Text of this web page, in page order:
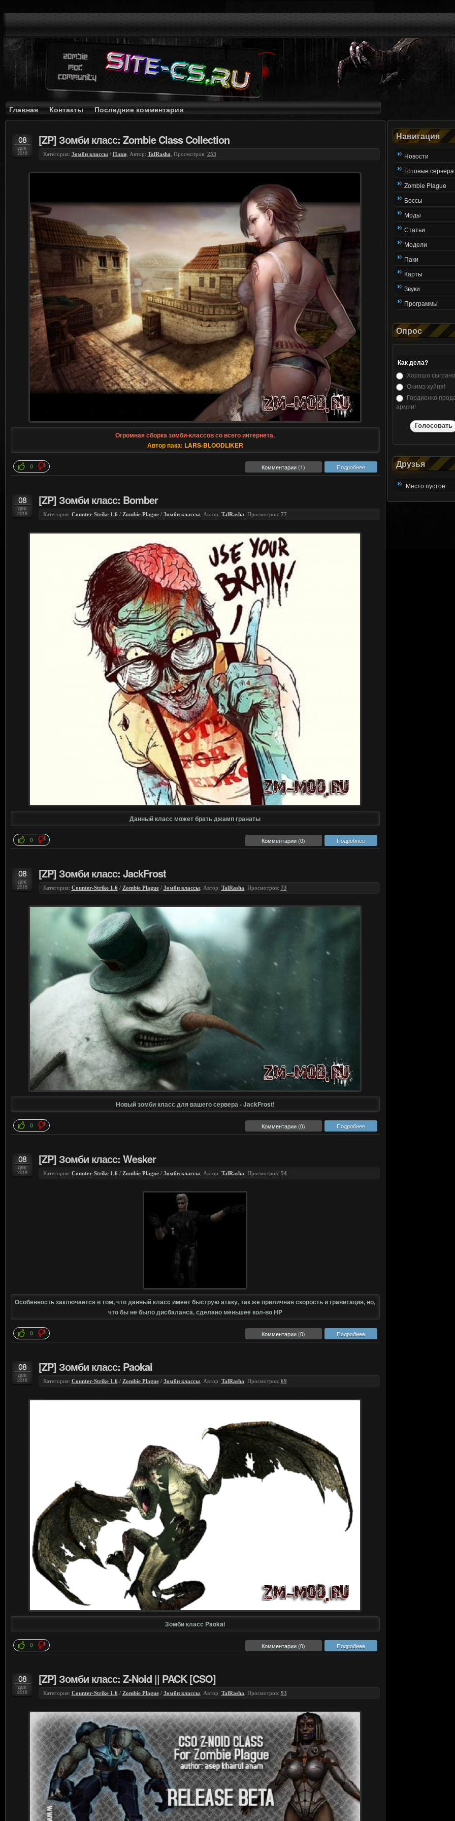
Главная Контакты Последние комментарии
08
дек
2018
[ZP] Зомби класс: Zombie Class Collection
Категория: Зомби классы / Паки, Автор: TalRasha , Просмотров: 253
Огромная сборка зомби-классов со всего интернета.
Автор пака: LARS-BLOODLIKER
0 Подробнее
Комментарии (1)
08
дек
2018
[ZP] Зомби класс: Bomber
Категория: Counter-Strike 1.6 / Zombie Plague/ Зомби классы , Автор: TalRasha , Просмотров: 77
Данный класс может брать джамп гранаты
0 Подробнее
Комментарии (0)
08
дек
2018
[ZP] Зомби класс: JackFrost
Категория: Counter-Strike 1.6 / Zombie Plague/ Зомби классы , Автор: TalRasha , Просмотров: 73
Новый зомби класс для вашего сервера - JackFrost!
0 Подробнее
Комментарии (0)
08
дек
2018
[ZP] Зомби класс: Wesker
Категория: Counter-Strike 1.6 / Zombie Plague/ Зомби классы , Автор: TalRasha , Просмотров: 54
Особенность заключается в том, что данный класс имеет быструю атаку, так же приличная скорость и гравитация, но,
что бы не было дисбаланса, сделано меньшее кол-во HP
0 Подробнее
Комментарии (0)
08
дек
2018
[ZP] Зомби класс: Paokai
Категория: Counter-Strike 1.6 / Zombie Plague/ Зомби классы , Автор: TalRasha , Просмотров: 69
Зомби класс Paokai
0 Подробнее
Комментарии (0)
08
дек
2018
[ZP] Зомби класс: Z-Noid || PACK [CSO]
Категория: Counter-Strike 1.6 / Zombie Plague/ Зомби классы , Автор: TalRasha , Просмотров: 93
Навигация
Новости
Готовые сервера
Zombie Plague
Боссы
Моды
Статьи
Модели
Паки
Карты
Звуки
Программы
Опрос
Как дела?
Хорошо
Онимэ хуйня!
Гордиенко
армии!
Голосовать
Друзья
Место пустое